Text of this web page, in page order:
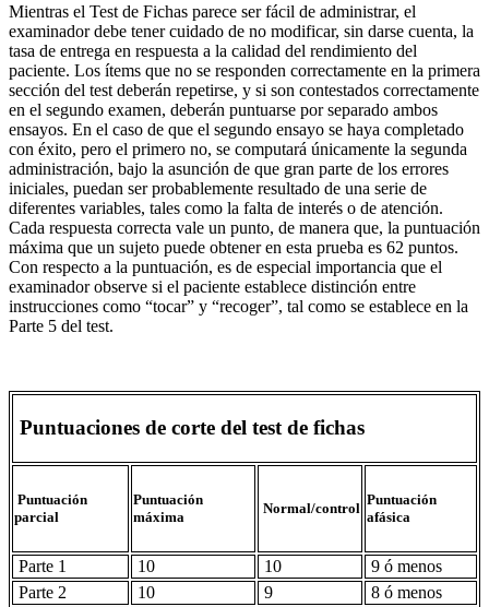
Mientras el Test de Fichas parece ser fácil de administrar, el
examinador debe tener cuidado de no modificar, sin darse cuenta, la
tasa de entrega en respuesta a la calidad del rendimiento del
paciente. Los ítems que no se responden correctamente en la primera
sección del test deberán repetirse, y si son contestados correctamente
en el segundo examen, deberán puntuarse por separado ambos
ensayos. En el caso de que el segundo ensayo se haya completado
con éxito, pero el primero no, se computará únicamente la segunda
administración, bajo la asunción de que gran parte de los errores
iniciales, puedan ser probablemente resultado de una serie de
diferentes variables, tales como la falta de interés o de atención.
Cada respuesta correcta vale un punto, de manera que, la puntuación
máxima que un sujeto puede obtener en esta prueba es 62 puntos.
Con respecto a la puntuación, es de especial importancia que el
examinador observe si el paciente establece distinción entre
instrucciones como “tocar” y “recoger”, tal como se establece en la
Parte 5 del test.
Puntuaciones de corte del test de fichas
Puntuación
parcial
Puntuación
máxima
Normal/control
Puntuación
afásica
Parte 1 10 10
9 ó menos
Parte 2
10 9
8 ó menos